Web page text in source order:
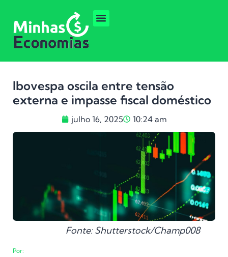
Ibovespa oscila entre tensão
externa e impasse fiscal doméstico
julho 16, 2025 10:24 am
Fonte: Shutterstock/Champ008
Por: